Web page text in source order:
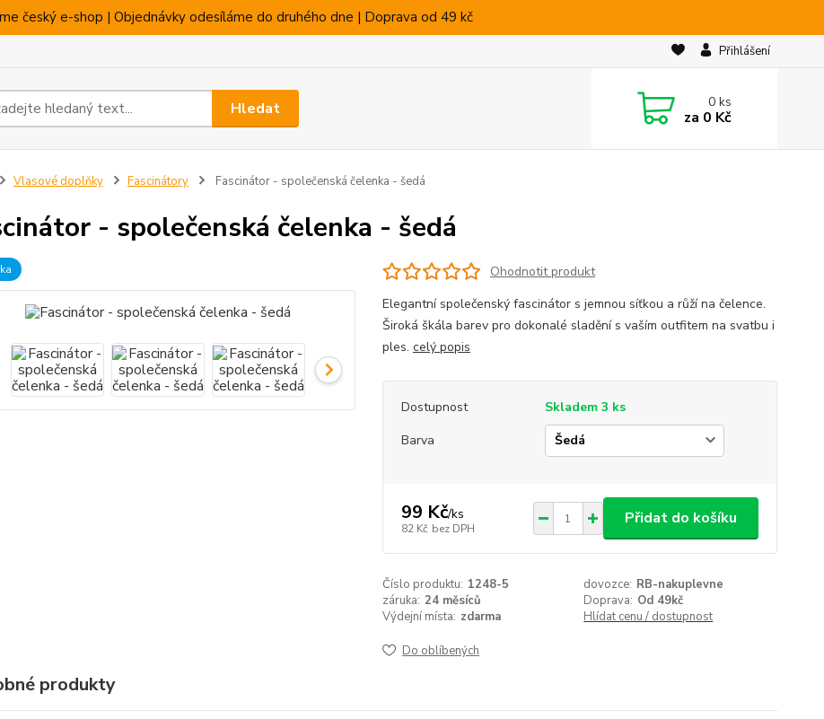
český e-shop | Objednávky odesíláme do druhého dne | Doprava od 49 kč
Přihlášení
Hledat 0ks
za 0 Kč
Vlasové doplňky Fascinátory Fascinátor - společenská čelenka - šedá
- společenská čelenka - šedá
Ohodnotit produkt
Elegantní společenský fascinátor s jemnou síťkou a růží na čelence.
Široká škála barev pro dokonalé sladění s vaším outfitem na svatbu i
ples. celý popis
Dostupnost
Skladem 3 ks
Barva
99 Kč/ks
82 Kč bez DPH
Přidat do košíku
Číslo produktu: 1248-5 dovozce: RB-nakuplevne
záruka: 24 měsíců Doprava: Od 49kč
Výdejní místa: zdarma Hlídat cenu / dostupnost
Do oblíbených
produkty